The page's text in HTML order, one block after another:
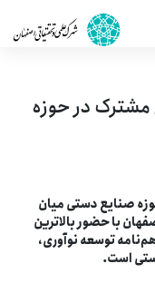
مشترک در حوزه
صنایع دستی میان
با حضور بالاترین
توسعه نوآوری،
است.